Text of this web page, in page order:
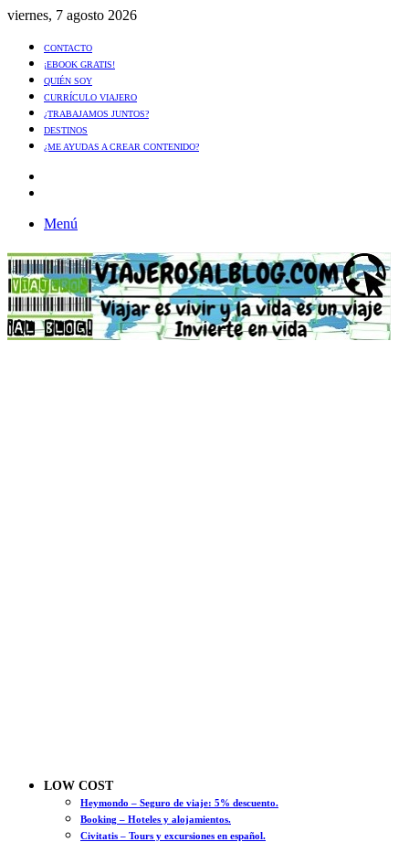
viernes, 7 agosto 2026
CONTACTO
¡EBOOK GRATIS!
QUIÉN SOY
CURRÍCULO VIAJERO
¿TRABAJAMOS JUNTOS?
DESTINOS
¿ME AYUDAS A CREAR CONTENIDO?
Menú
LOW COST
Heymondo – Seguro de viaje: 5% descuento.
Booking – Hoteles y alojamientos.
Civitatis – Tours y excursiones en español.